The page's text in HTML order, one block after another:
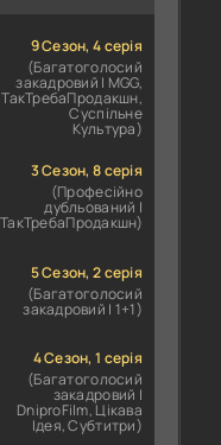
9 Сезон, 4 серія
(Багатоголосий
закадровий | MGG,
ТакТребаПродакшн,
Суспільне
Культура)
3 Сезон, 8 серія
(Професійно
дубльований |
ТакТребаПродакшн)
5 Сезон, 2 серія
(Багатоголосий
закадровий | 1+1)
4 Сезон, 1 серія
(Багатоголосий
закадровий |
DniproFilm, Цікава
Ідея, Субтитри)